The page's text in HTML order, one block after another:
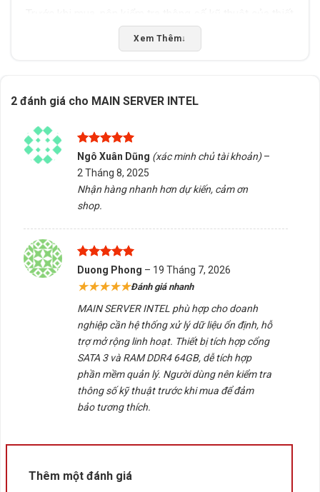
bị để đảm bảo tương thích với phần cứng và phần
mềm đang sử dụng. Nếu cần hỗ trợ kỹ thuật hoặc tư
hàng và tư vấn tại Buôn Ma Thuột, Đắk Lắk.
Xuất xứ Trung Quốc
Xem Thêm↓
2 đánh giá cho MAIN SERVER INTEL
Được xếp
hạng
sao
Ngô Xuân Dũng (xác minh chủ tài khoản) –
2 Tháng 8, 2025
Nhận hàng nhanh hơn dự kiến, cảm ơn
shop.
Được xếp
hạng5
5
sao
Duong Phong – 19 Tháng 7, 2026
★★★★★Đánh giá nhanh
MAIN SERVER INTEL phù hợp cho doanh
nghiệp cần hệ thống xử lý dữ liệu ổn định, hỗ
trợ mở rộng linh hoạt. Thiết bị tích hợp cổng
SATA 3 và RAM DDR4 64GB, dễ tích hợp
phần mềm quản lý. Người dùng nên kiểm tra
thông số kỹ thuật trước khi mua để đảm
bảo tương thích.
Thêm một đánh giá